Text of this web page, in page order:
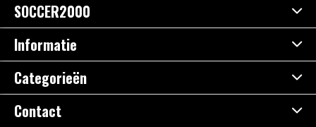
SOCCER2000
Informatie
Categorieën
Contact